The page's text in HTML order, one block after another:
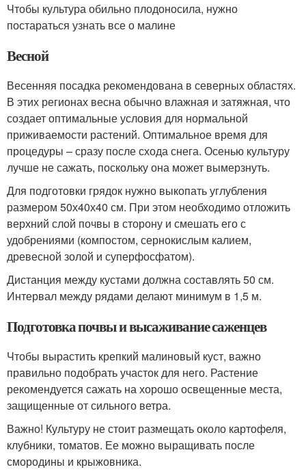
Чтобы культура обильно плодоносила, нужно
постараться узнать все о малине
Весной
Весенняя посадка рекомендована в северных областях.
В этих регионах весна обычно влажная и затяжная, что
создает оптимальные условия для нормальной
приживаемости растений. Оптимальное время для
процедуры – сразу после схода снега. Осенью культуру
лучше не сажать, поскольку она может вымерзнуть.
Для подготовки грядок нужно выкопать углубления
размером 50х40х40 см. При этом необходимо отложить
верхний слой почвы в сторону и смешать его с
удобрениями (компостом, сернокислым калием,
древесной золой и суперфосфатом).
Дистанция между кустами должна составлять 50 см.
Интервал между рядами делают минимум в 1,5 м.
Подготовка почвы и высаживание саженцев
Чтобы вырастить крепкий малиновый куст, важно
правильно подобрать участок для него. Растение
рекомендуется сажать на хорошо освещенные места,
защищенные от сильного ветра.
Важно! Культуру не стоит размещать около картофеля,
клубники, томатов. Ее можно выращивать после
смородины и крыжовника.